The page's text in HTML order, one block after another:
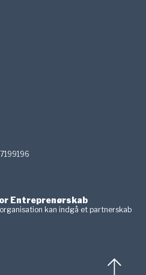
Entreprenørskab
kan indgå et partnerskab